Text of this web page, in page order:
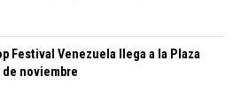
Festival Venezuela llega a la Plaza
noviembre